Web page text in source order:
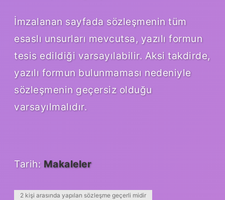
İmzalanan sayfada sözleşmenin tüm
esaslı unsurları mevcutsa, yazılı formun
tesis edildiği varsayılabilir. Aksi takdirde,
yazılı formun bulunmaması nedeniyle
sözleşmenin geçersiz olduğu
varsayılmalıdır.
Tarih: Makaleler
2 kişi arasında yapılan sözleşme geçerli midir